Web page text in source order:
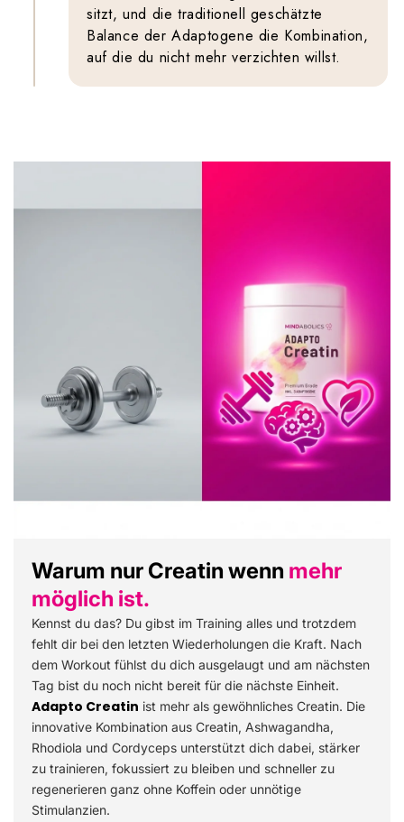
sitzt, und die traditionell geschätzte
Balance der Adaptogene die Kombination,
auf die du nicht mehr verzichten willst.
Warum nur Creatin wenn mehr
möglich ist.
Kennst du das? Du gibst im Training alles und trotzdem
fehlt dir bei den letzten Wiederholungen die Kraft. Nach
dem Workout fühlst du dich ausgelaugt und am nächsten
Tag bist du noch nicht bereit für die nächste Einheit.
Adapto Creatin ist mehr als gewöhnliches Creatin. Die
innovative Kombination aus Creatin, Ashwagandha,
Rhodiola und Cordyceps unterstützt dich dabei, stärker
zu trainieren, fokussiert zu bleiben und schneller zu
regenerieren ganz ohne Koffein oder unnötige
Stimulanzien.